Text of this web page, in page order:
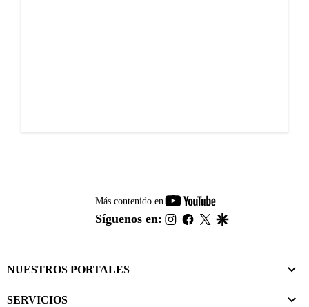
Más contenido en
youtube-
footer
Síguenos en: instagram
facebook
twitter
NUESTROS PORTALES
SERVICIOS